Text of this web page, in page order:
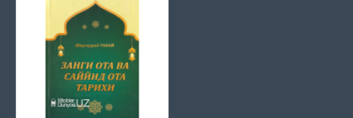
Ўзбекистон Республикаси Вазирлар Маҳкамаси
ҳузуридаги Дин ишлари бўйича қўмитанинг 2021 йилдаги
3885-рақамли хулосаси асосида тайёрланди.